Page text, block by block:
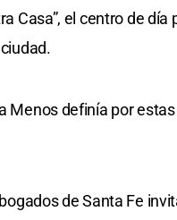
Casa”, el centro de
Menos definía por
de Santa Fe